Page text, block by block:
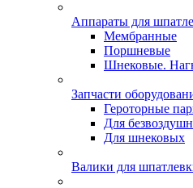
Аппараты для
Мембранные
Поршневые
Шнековые.
Запчасти
Героторные
Для
Для шнековых
Валики для